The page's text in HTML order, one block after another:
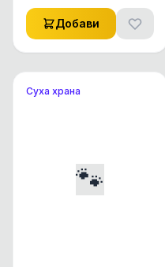
Добави
Суха храна
🐾